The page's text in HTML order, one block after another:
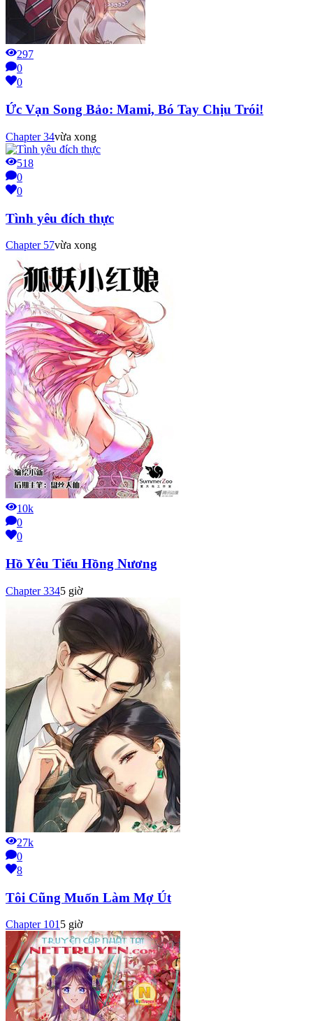
297
0
0
Ức Vạn Song Bảo: Mami, Bó Tay Chịu Trói!
Chapter34vừa xong
518
0
0
Tình yêu đích thực
Chapter 57vừa xong
10k
0
0
Hồ Yêu Tiểu Hồng Nương
Chapter3345 giờ
27k
0
8
Tôi Cũng Muốn Làm Mợ Út
Chapter 101 5 giờ